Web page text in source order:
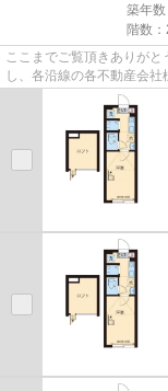
築年数
階数
ここまでご覧頂きありが
し、各沿線の各不動産会
しております！最新の情報